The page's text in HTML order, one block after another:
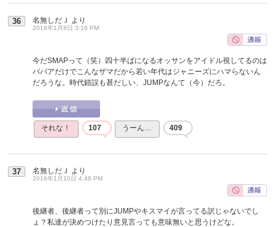
36 名無しだＪ より
2016年1月8日 3:16 PM
今だSMAPって（笑）四十半ばになるオッサンをアイドル視してるのは
ババアだけでこんなザマだから若い年代はジャニーズにハマらないん
だろうな。時代錯誤も甚だしい、JUMPなんて（今）だろ。
それな！ 107 うーん… 409
37 名無しだＪ より
2016年1月10日 4:48 PM
後継者、後継者って別にJUMPやキスマイが言ってる訳じゃないでし
ょ？私達が決めつけたり意見言っても意味無いと思うけどな。